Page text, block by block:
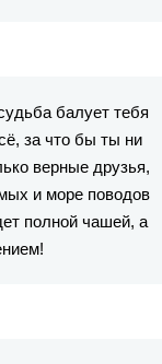
балует тебя
за что бы ты ни
верные друзья,
и море поводов
полной чашей, а